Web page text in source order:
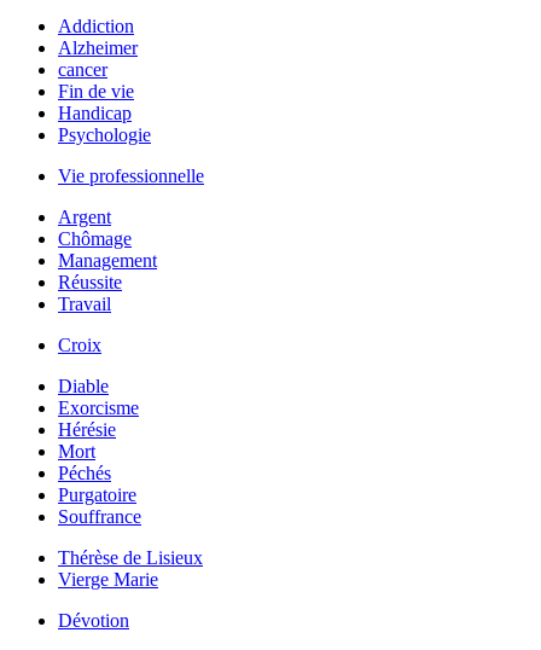
Addiction
Alzheimer
cancer
Fin de vie
Handicap
Psychologie
Vie professionnelle
Argent
Chômage
Management
Réussite
Travail
Croix
Diable
Exorcisme
Hérésie
Mort
Péchés
Purgatoire
Souffrance
Thérèse de Lisieux
Vierge Marie
Dévotion